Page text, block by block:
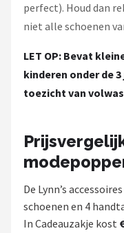
perfect). Houd dan
niet alle schoenen
LET OP: Bevat
kinderen onder de
toezicht van
De Lynn’s
schoenen en 4
In Cadeauzakje kost